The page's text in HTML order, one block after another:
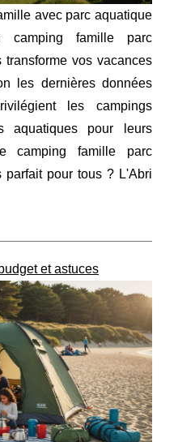
avec parc aquatique
camping famille parc
vos vacances
les dernières données
les campings
aquatiques pour leurs
camping famille parc
parfait pour tous ? L'Abri
et astuces